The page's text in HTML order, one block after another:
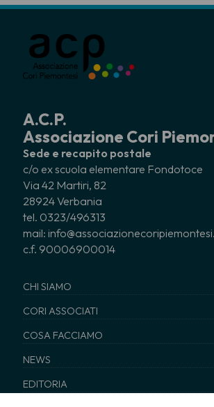
A.C.P.
Associazione Cori
Sede e recapito postale
c/o ex scuola elementare Fondotoce
Via 42 Martiri, 82
28924 Verbania
tel. 0323/496313
mail:
c.f. 90006900014
CHI SIAMO
CORI ASSOCIATI
COSA FACCIAMO
NEWS
EDITORIA